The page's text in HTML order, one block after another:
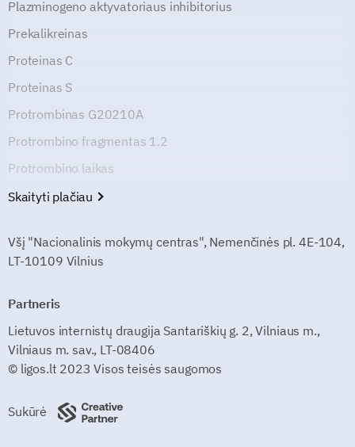
Plazminogeno aktyvatoriaus inhibitorius
Prekalikreinas
Proteinas C
Proteinas S
Protrombinas G20210A
Protrombino fragmentas 1.2
Protrombino laikas
Skaityti plačiau
Všį "Nacionalinis mokymų centras", Nemenčinės pl. 4E-104,
LT-10109 Vilnius
Partneris
Lietuvos internistų draugija Santariškių g. 2, Vilniaus m.,
Vilniaus m. sav., LT-08406
© ligos.lt 2023 Visos teisės saugomos
Sukūrė